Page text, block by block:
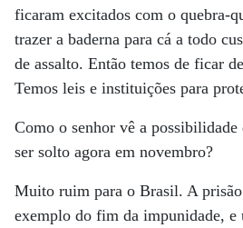
ficaram excitados com o quebra-
trazer a baderna para cá a todo
de assalto. Então temos de ficar
Temos leis e instituições para
Como o senhor vê a
ser solto agora em novembro?
Muito ruim para o Brasil. A
exemplo do fim da impunidade, e